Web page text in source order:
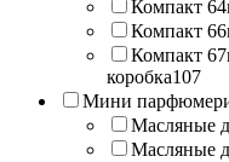
Компакт
Компакт
Компакт
коробка107
Мини
Масляные
Масляные